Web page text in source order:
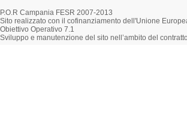
P.O.R Campania FESR 2007-2013
Sito realizzato con il cofinanziamento dell'Unione
Obiettivo Operativo 7.1
Sviluppo e manutenzione del sito nell’ambito del